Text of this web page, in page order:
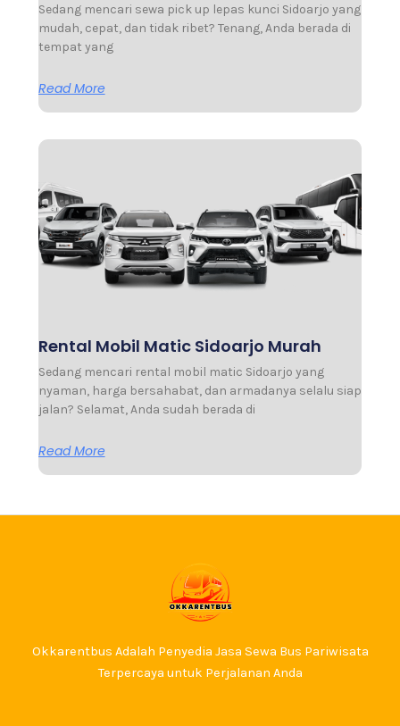
Sedang mencari sewa pick up lepas kunci Sidoarjo yang
mudah, cepat, dan tidak ribet? Tenang, Anda berada di
tempat yang
Read More
Rental Mobil Matic Sidoarjo Murah
Sedang mencari rental mobil matic Sidoarjo yang
nyaman, harga bersahabat, dan armadanya selalu siap
jalan? Selamat, Anda sudah berada di
Read More
Okkarentbus Adalah Penyedia Jasa Sewa Bus Pariwisata
Terpercaya untuk Perjalanan Anda